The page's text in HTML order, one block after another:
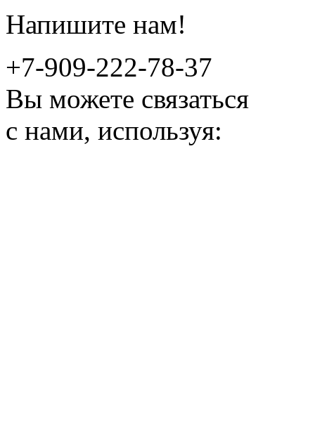
Напишите нам!
+7-909-222-78-37
Вы можете связаться
с нами, используя: